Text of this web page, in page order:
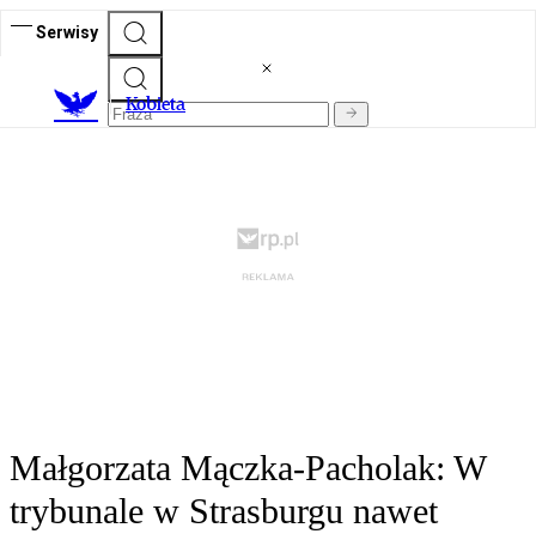
Serwisy
Kobieta
Małgorzata Mączka-Pacholak: W
trybunale w Strasburgu nawet